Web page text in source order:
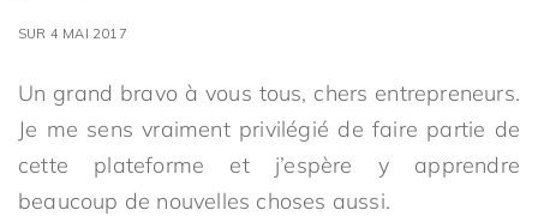
SUR 4 MAI 2017
Un grand bravo à vous tous, chers entrepreneurs.
Je me sens vraiment privilégié de faire partie de
cette plateforme et j’espère y apprendre
beaucoup de nouvelles choses aussi.